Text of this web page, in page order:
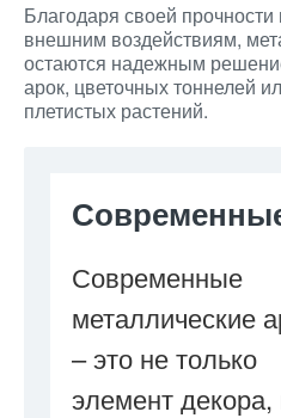
Благодаря своей прочности
внешним воздействиям,
остаются надежным
арок, цветочных тоннелей
плетистых растений.
Современные
металлические
– это не только
элемент декора,